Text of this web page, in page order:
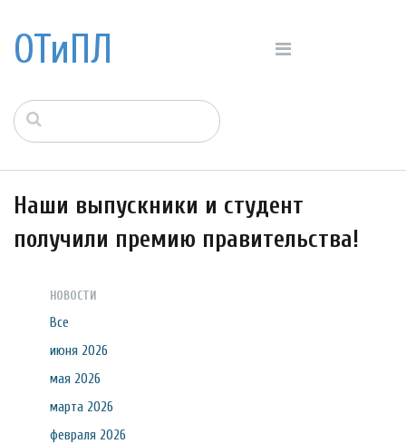
ОТиПЛ
Наши выпускники и студент
получили премию правительства!
НОВОСТИ
Все
июня 2026
мая 2026
марта 2026
февраля 2026